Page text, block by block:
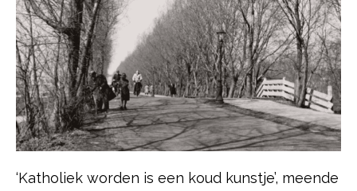
‘Katholiek worden is een koud kunstje’, meende